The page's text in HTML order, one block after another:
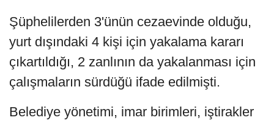
Şüphelilerden 3'ünün cezaevinde olduğu,
yurt dışındaki 4 kişi için yakalama kararı
çıkartıldığı, 2 zanlının da yakalanması için
çalışmaların sürdüğü ifade edilmişti.
Belediye yönetimi, imar birimleri, iştirakler